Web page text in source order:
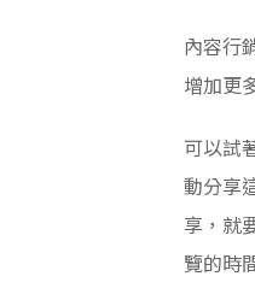
內容行
增加更
可以試
動分享
享，就
覽的時